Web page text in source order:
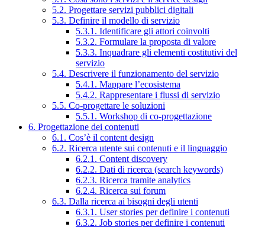
5.2. Progettare servizi pubblici digitali
5.3. Definire il modello di servizio
5.3.1. Identificare gli attori coinvolti
5.3.2. Formulare la proposta di valore
5.3.3. Inquadrare gli elementi costitutivi del
servizio
5.4. Descrivere il funzionamento del servizio
5.4.1. Mappare l’ecosistema
5.4.2. Rappresentare i flussi di servizio
5.5. Co-progettare le soluzioni
5.5.1. Workshop di co-progettazione
6. Progettazione dei contenuti
6.1. Cos’è il content design
6.2. Ricerca utente sui contenuti e il linguaggio
6.2.1. Content discovery
6.2.2. Dati di ricerca (search keywords)
6.2.3. Ricerca tramite analytics
6.2.4. Ricerca sui forum
6.3. Dalla ricerca ai bisogni degli utenti
6.3.1. User stories per definire i contenuti
6.3.2. Job stories per definire i contenuti